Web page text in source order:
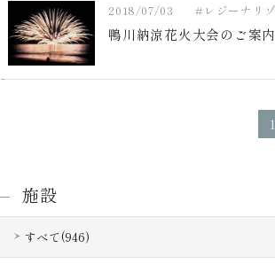
2018/07/03 #レジーナリ
鴨川納涼花火大会のご案内
1
施設
すべて(946)